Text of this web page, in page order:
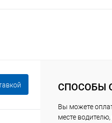
СПОСОБЫ
Вы можете
месте